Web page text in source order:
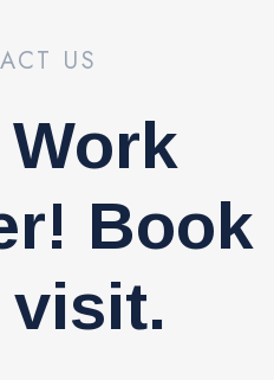
US
Work
Book